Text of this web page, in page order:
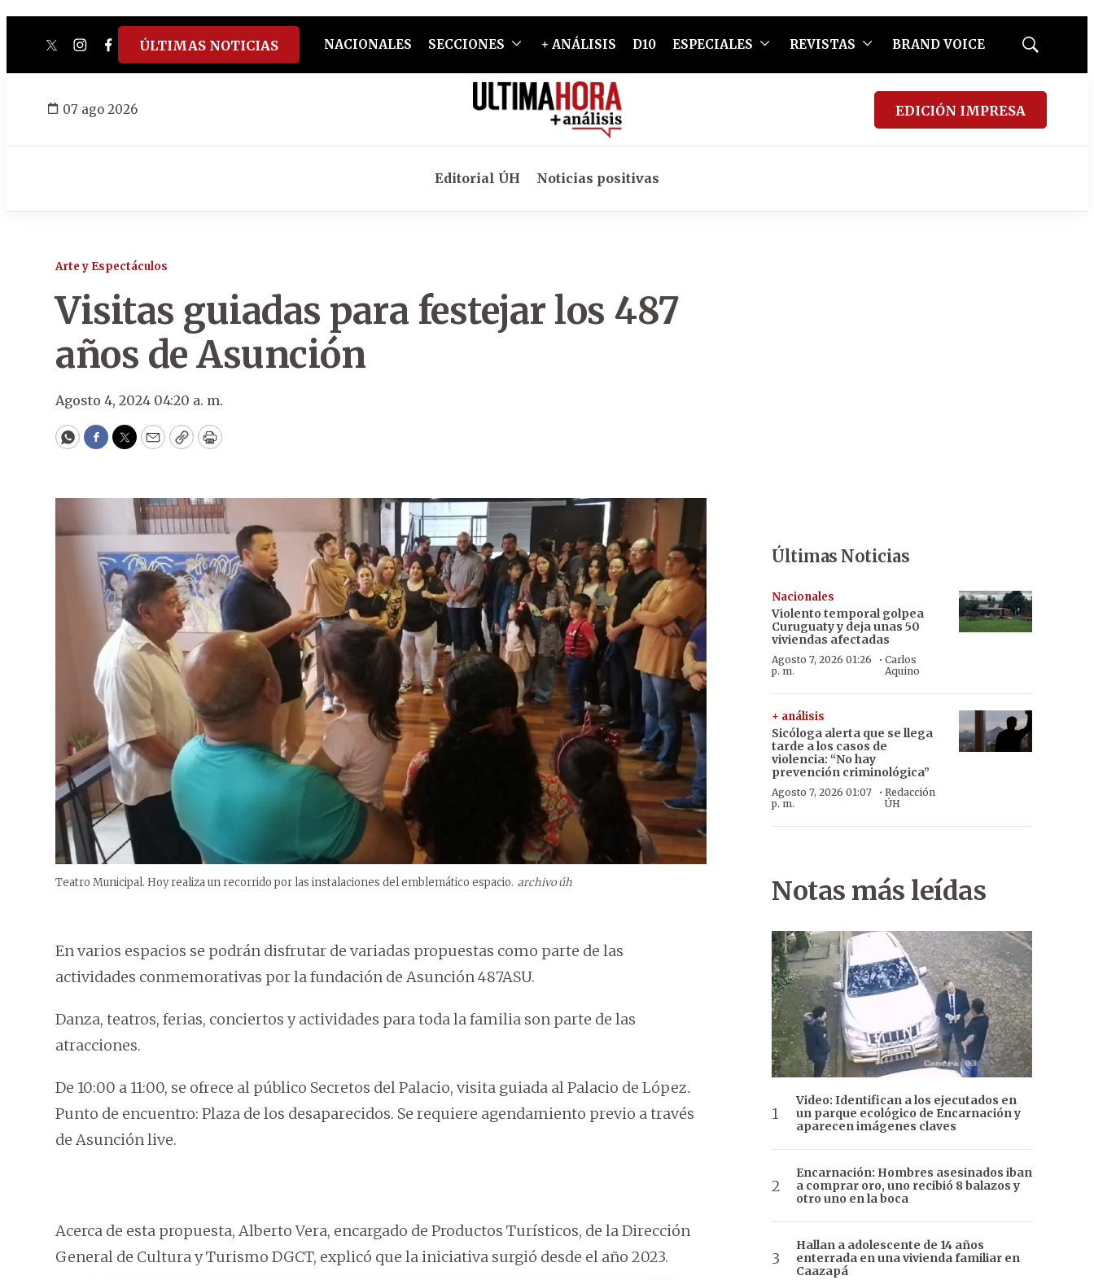
twitterinstagram
facebook
tiktokyoutube
spotify
ÚLTIMAS NOTICIAS NACIONALES SECCIONES + ANÁLISIS D10 ESPECIALES REVISTAS BRAND VOICE
Mostrar
07 ago 2026 EDICIÓN IMPRESA
Editorial ÚH Noticias positivas
Arte y Espectáculos
Visitas guiadas para festejar los 487
años de Asunción
Agosto 4, 2024 04:20 a. m.
WhatsApp
Facebook
Twitter
EmailCopyPrint
Teatro Municipal. Hoy realiza un recorrido por las instalaciones del emblemático espacio. archivo úh
En varios espacios se podrán disfrutar de variadas propuestas como parte de las
actividades conmemorativas por la fundación de Asunción 487ASU.
Danza, teatros, ferias, conciertos y actividades para toda la familia son parte de las
atracciones.
De 10:00 a 11:00, se ofrece al público Secretos del Palacio, visita guiada al Palacio de López.
Punto de encuentro: Plaza de los desaparecidos. Se requiere agendamiento previo a través
de Asunción live.
Acerca de esta propuesta, Alberto Vera, encargado de Productos Turísticos, de la Dirección
General de Cultura y Turismo DGCT, explicó que la iniciativa surgió desde el año 2023.
Últimas Noticias
Nacionales
Violento temporal golpea
Curuguaty y deja unas 50
viviendas afectadas
Agosto 7, 2026 01:26
p. m.
· Carlos
Aquino
+ análisis
Sicóloga alerta que se llega
tarde a los casos de
violencia: “No hay
prevención criminológica”
Agosto 7, 2026 01:07
p. m.
·Redacción
ÚH
Notas más leídas
Video: Identifican a los ejecutados en
un parque ecológico de Encarnación y
aparecen imágenes claves
Encarnación: Hombres asesinados iban
a comprar oro, uno recibió 8 balazos y
otro uno en la boca
Hallan a adolescente de 14 años
enterrada en una vivienda familiar en
Caazapá